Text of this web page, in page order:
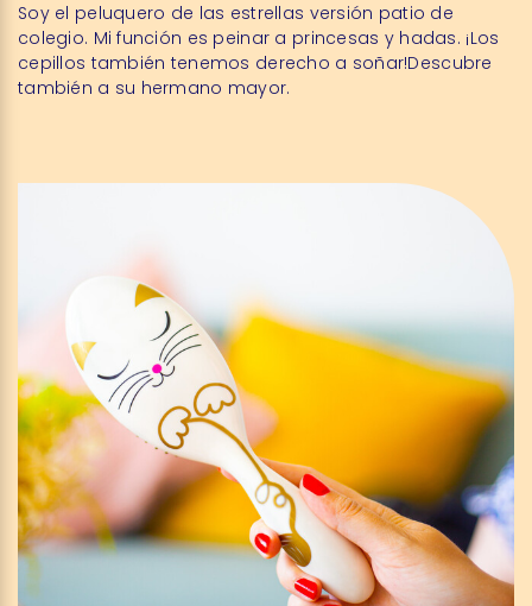
Soy el peluquero de las estrellas versión patio de
colegio. Mi función es peinar a princesas y hadas. ¡Los
cepillos también tenemos derecho a soñar!Descubre
también a su hermano mayor.